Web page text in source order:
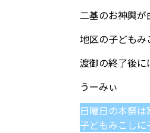
二基のお神輿が
地区の子どもみ
渡御の終了後に
日曜日の本祭は
子どもみこし